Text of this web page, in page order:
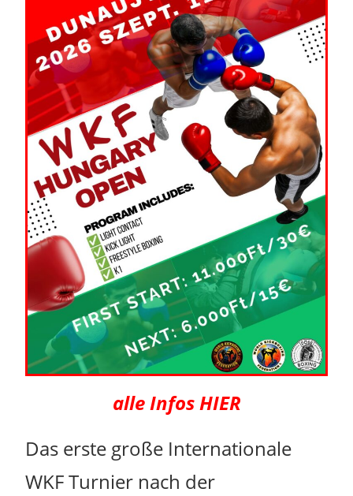
alle Infos HIER
Das erste große Internationale
WKF Turnier nach der